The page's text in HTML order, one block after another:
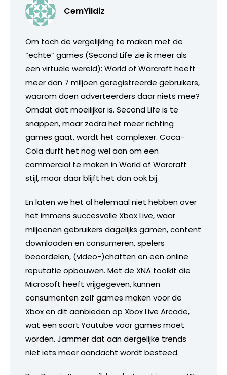
CemYildiz
Om toch de vergelijking te maken met de
“echte” games (Second Life zie ik meer als
een virtuele wereld): World of Warcraft heeft
meer dan 7 miljoen geregistreerde gebruikers,
waarom doen adverteerders daar niets mee?
Omdat dat moeilijker is. Second Life is te
snappen, maar zodra het meer richting
games gaat, wordt het complexer. Coca-
Cola durft het nog wel aan om een
commercial te maken in World of Warcraft
stijl, maar daar blijft het dan ook bij.
En laten we het al helemaal niet hebben over
het immens succesvolle Xbox Live, waar
miljoenen gebruikers dagelijks gamen, content
downloaden en consumeren, spelers
beoordelen, (video-)chatten en een online
reputatie opbouwen. Met de XNA toolkit die
Microsoft heeft vrijgegeven, kunnen
consumenten zelf games maken voor de
Xbox en dit aanbieden op Xbox Live Arcade,
wat een soort Youtube voor games moet
worden. Jammer dat aan dergelijke trends
niet iets meer aandacht wordt besteed.